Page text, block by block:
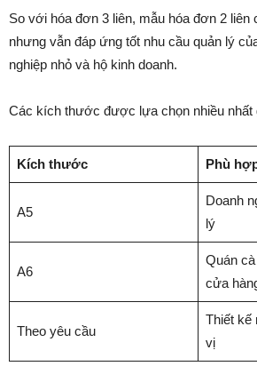
So với hóa đơn 3 liên, mẫu hóa đơn 2 liên
nhưng vẫn đáp ứng tốt nhu cầu quản lý
nghiệp nhỏ và hộ kinh doanh.
Các kích thước được lựa chọn nhiều nhất
Kích thước Phù
A5
Doanh
lý
A6
Quán
cửa
Theo yêu cầu
Thiết kế
vị